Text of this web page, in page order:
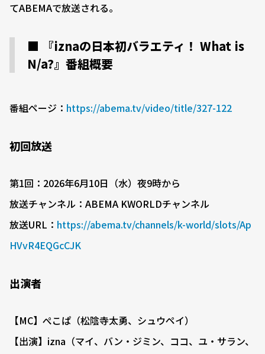
てABEMAで放送される。
■ 『iznaの日本初バラエティ！ What is
N/a?』番組概要
番組ページ： https://abema.tv/video/title/327-122
初回放送
第1回：2026年6月10日（水）夜9時から
放送チャンネル：ABEMA KWORLDチャンネル
放送URL： https://abema.tv/channels/k-world/slots/Ap
HVvR4EQGcCJK
出演者
【MC】ぺこぱ（松陰寺太勇、シュウペイ）
【出演】izna（マイ、バン・ジミン、ココ、ユ・サラン、